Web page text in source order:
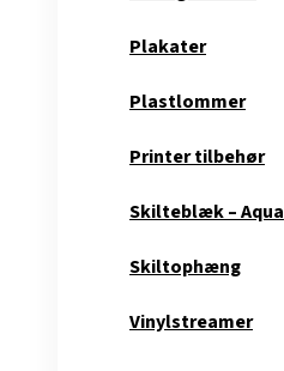
Plakater
Plastlommer
Printer tilbehør
Skilteblæk – Aqua
Skiltophæng
Vinylstreamer